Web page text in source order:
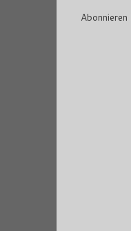
Abonnieren